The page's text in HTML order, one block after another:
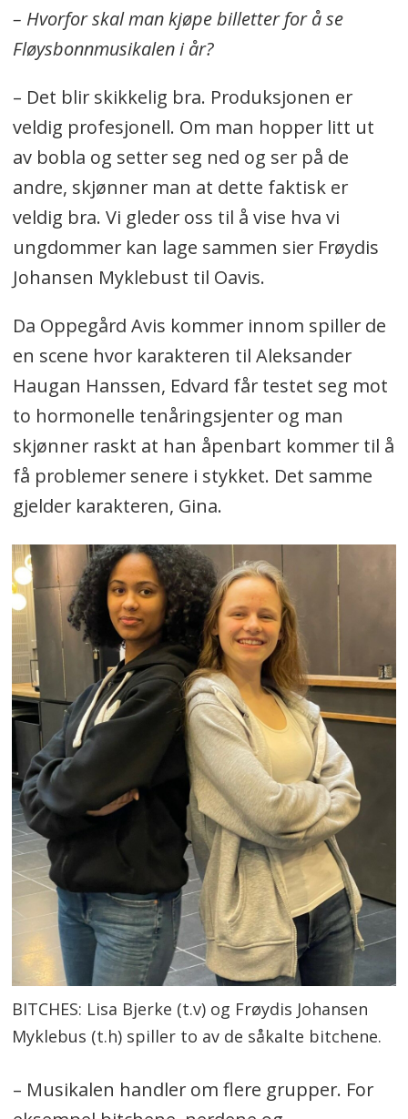
– Hvorfor skal man kjøpe billetter for å se
Fløysbonnmusikalen i år?
– Det blir skikkelig bra. Produksjonen er
veldig profesjonell. Om man hopper litt ut
av bobla og setter seg ned og ser på de
andre, skjønner man at dette faktisk er
veldig bra. Vi gleder oss til å vise hva vi
ungdommer kan lage sammen sier Frøydis
Johansen Myklebust til Oavis.
Da Oppegård Avis kommer innom spiller de
en scene hvor karakteren til Aleksander
Haugan Hanssen, Edvard får testet seg mot
to hormonelle tenåringsjenter og man
skjønner raskt at han åpenbart kommer til å
få problemer senere i stykket. Det samme
gjelder karakteren, Gina.
BITCHES: Lisa Bjerke (t.v) og Frøydis Johansen
Myklebus (t.h) spiller to av de såkalte bitchene.
– Musikalen handler om flere grupper. For